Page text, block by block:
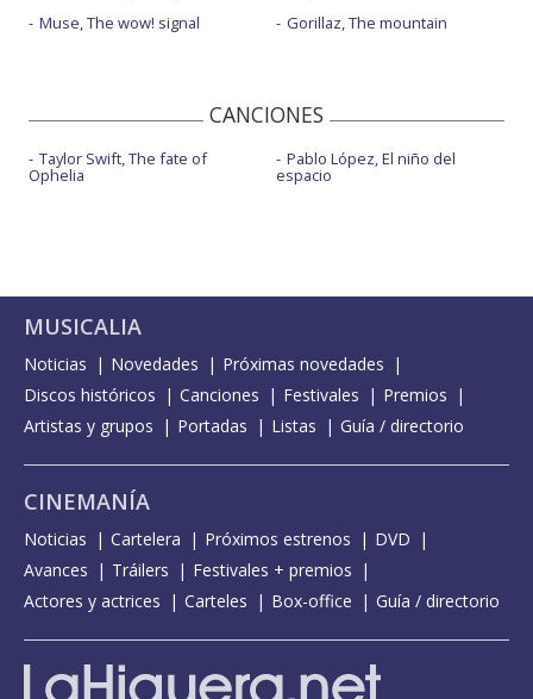
Muse, The wow! signal
Gorillaz, The mountain
CANCIONES
Taylor Swift, The fate of
Ophelia
Pablo López, El niño del
espacio
MUSICALIA
Noticias Novedades
Próximas novedades
Discos históricos
Canciones Festivales
Premios
Artistas y grupos
Portadas Listas Guía / directorio
CINEMANÍA
Noticias Cartelera Próximos estrenos
DVD
Avances
Tráilers
Festivales + premios
Actores y actrices
Carteles Box-office Guía / directorio